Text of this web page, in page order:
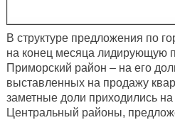
В структуре предложения по
на конец месяца лидирующую
Приморский район – на его
выставленных на продажу
заметные доли приходились
Центральный районы,